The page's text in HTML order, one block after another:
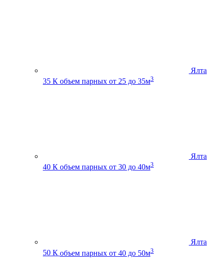
Ялта
35 К объем парных от 25 до 35м3
Ялта
40 К объем парных от 30 до 40м3
Ялта
50 К объем парных от 40 до 50м3